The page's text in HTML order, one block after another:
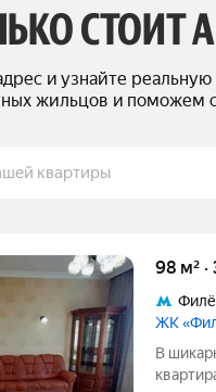
СТОИТ
и узнайте
жильцов и поможем
квартиры
98 м²
ЖК
В